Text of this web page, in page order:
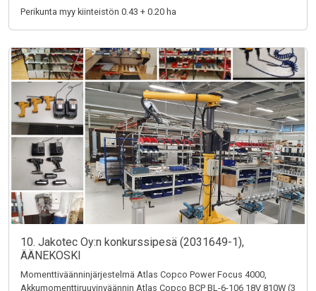
Perikunta myy kiinteistön 0.43 + 0.20 ha
10. Jakotec Oy:n konkurssipesä (2031649-1),
ÄÄNEKOSKI
Momenttiväänninjärjestelmä Atlas Copco Power Focus 4000,
Akkumomenttiruuvinväännin Atlas Copco BCP BL-6-106 18V 810W (3